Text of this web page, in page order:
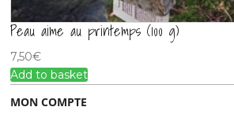
Peau aime au printemps (100 g)
7,50€
Add to basket
MON COMPTE